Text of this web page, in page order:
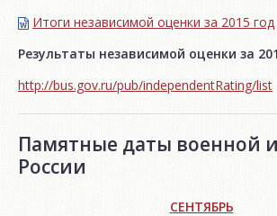
Итоги независимой oценки за 2015 год
Результаты независимой оценки за
http://bus.gov.ru/pub/independentRating/list
Памятные даты военной
России
СЕНТЯБРЬ